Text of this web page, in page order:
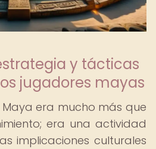
y tácticas
jugadores mayas
Maya era mucho más que
era una actividad
implicaciones culturales